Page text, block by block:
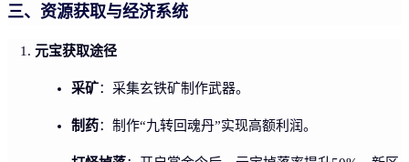
三、资源获取与经济系统
元宝获取途径
采矿：采集玄铁矿制作武器。
制药：制作“九转回魂丹”实现高额利润。